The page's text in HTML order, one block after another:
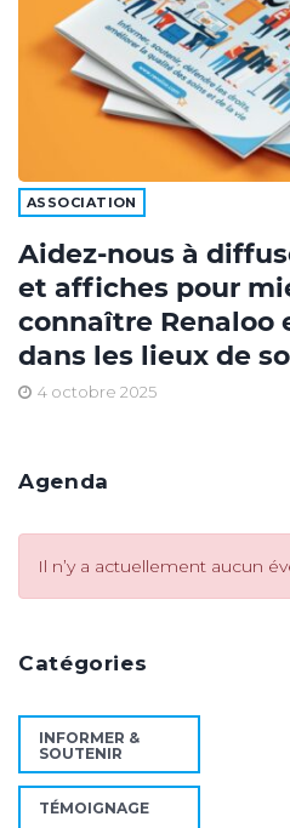
ASSOCIATION
Aidez-nous à
et affiches pour
connaître Renaloo
dans les lieux de
4 octobre 2025
Agenda
Il n’y a actuellement aucun
Catégories
INFORMER &
SOUTENIR
TÉMOIGNAGE